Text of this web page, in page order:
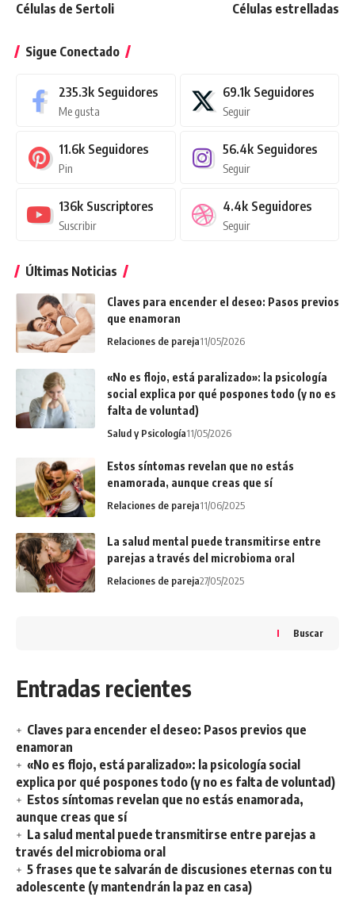
Células de Sertoli Células estrelladas
Sigue Conectado
235.3k Seguidores
Me gusta
69.1k Seguidores
Seguir
11.6k Seguidores
Pin
56.4k Seguidores
Seguir
136k Suscriptores
Suscribir
4.4k Seguidores
Seguir
Últimas Noticias
Claves para encender el deseo: Pasos previos
que enamoran
Relaciones de pareja11/05/2026
«No es flojo, está paralizado»: la psicología
social explica por qué pospones todo (y no es
falta de voluntad)
Salud y Psicología11/05/2026
Estos síntomas revelan que no estás
enamorada, aunque creas que sí
Relaciones de pareja11/06/2025
La salud mental puede transmitirse entre
parejas a través del microbioma oral
Relaciones de pareja27/05/2025
Buscar
Entradas recientes
Claves para encender el deseo: Pasos previos que
enamoran
«No es flojo, está paralizado»: la psicología social
explica por qué pospones todo (y no es falta de voluntad)
Estos síntomas revelan que no estás enamorada,
aunque creas que sí
La salud mental puede transmitirse entre parejas a
través del microbioma oral
5 frases que te salvarán de discusiones eternas con tu
adolescente (y mantendrán la paz en casa)